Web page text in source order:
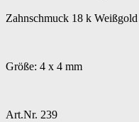
Zahnschmuck 18 k Weißgold
Größe: 4 x 4 mm
Art.Nr. 239